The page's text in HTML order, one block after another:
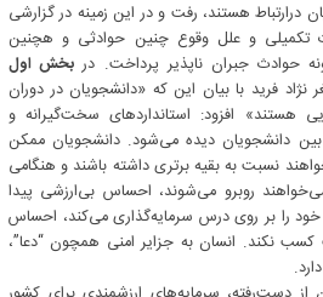
هستند، رفت و در این زمینه در گزارشی
تکمیلی و علل وقوع چنین حوادثی و هچنین
حوادث جبران ناپذیر پرداخت. در بخش اول
نژاد فرید با بیان این که «دانشجویان در دوران
هستند» افزود: استانداردهای سخت‌گیرانه و
دانشجویان دیده می‌شود. دانشجویان ممکن
نسبت به بقیه برتری داشته باشند و هنگامی
روبرو می‌شوند، احساس بی‌ارزشی پیدا
را بر روی درس سرمایه‌گذاری می‌کند، احساس
نکند. انسان به جزایر امنی همچون “دعا”،